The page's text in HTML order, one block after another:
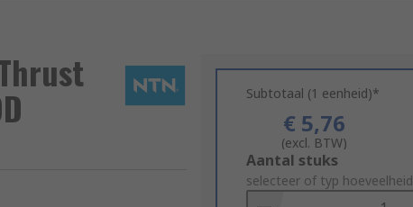
Subtotaal (1 eenheid)*
€ 5,76
(excl. BTW)
Add
to
Aantal stuks
selecteer of typ hoeveelheid